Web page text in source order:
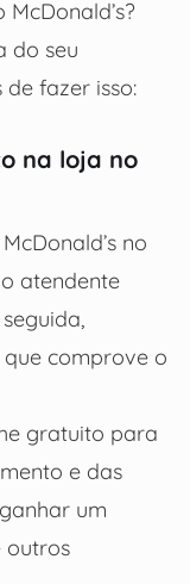
do seu
fazer isso:
na loja no
no
atendente
comprove o
gratuito para
e das
um
outros